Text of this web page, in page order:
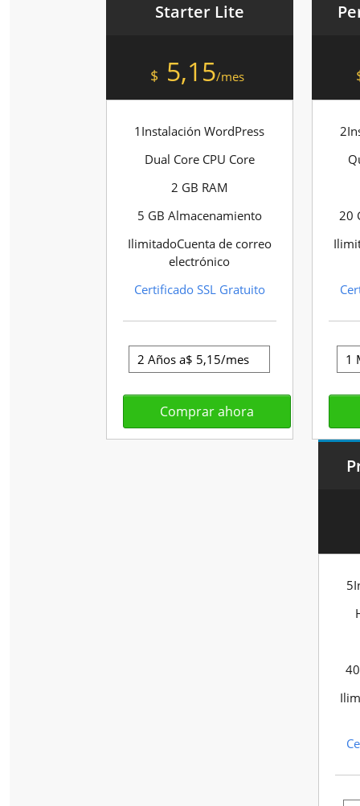
Starter Lite
$ 5,15/mes
1Instalación WordPress
Dual Core CPU Core
2 GB RAM
5 GB Almacenamiento
IlimitadoCuenta de correo
electrónico
Certificado SSL Gratuito
20